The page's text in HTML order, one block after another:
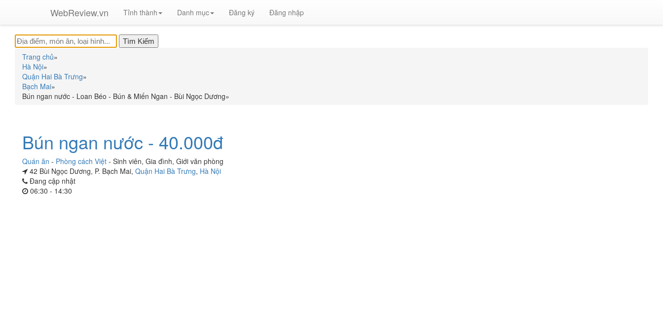
WebReview.vn Tỉnh thành Danh mục Đăng ký Đăng nhập
Trang chủ»
Hà Nội»
Quận Hai Bà Trưng»
Bạch Mai»
Bún ngan nước - Loan Béo - Bún & Miến Ngan - Bùi Ngọc Dương»
Bún ngan nước - 40.000đ
Quán ăn - Phòng cách Việt - Sinh viên, Gia đình, Giới văn phòng
42 Bùi Ngọc Dương, P. Bạch Mai, Quận Hai Bà Trưng, Hà Nội
Đang cập nhật
06:30 - 14:30